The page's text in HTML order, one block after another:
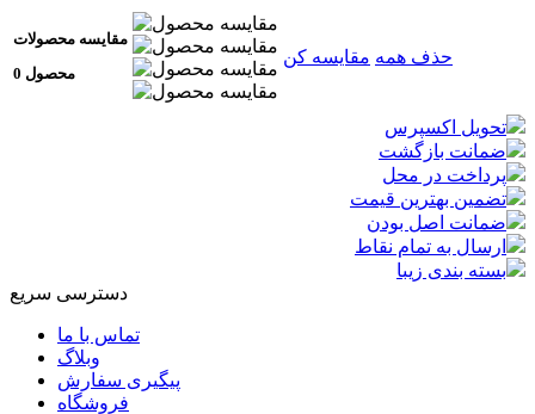
مقایسه محصولات
0 محصول
حذف همه مقایسه کن
تحویل اکسپرس
ضمانت بازگشت
پرداخت در محل
تضمین بهترین قیمت
ضمانت اصل بودن
ارسال به تمام نقاط
بسته بندی زیبا
دسترسی سریع
تماس با ما
وبلاگ
پیگیری سفارش
فروشگاه